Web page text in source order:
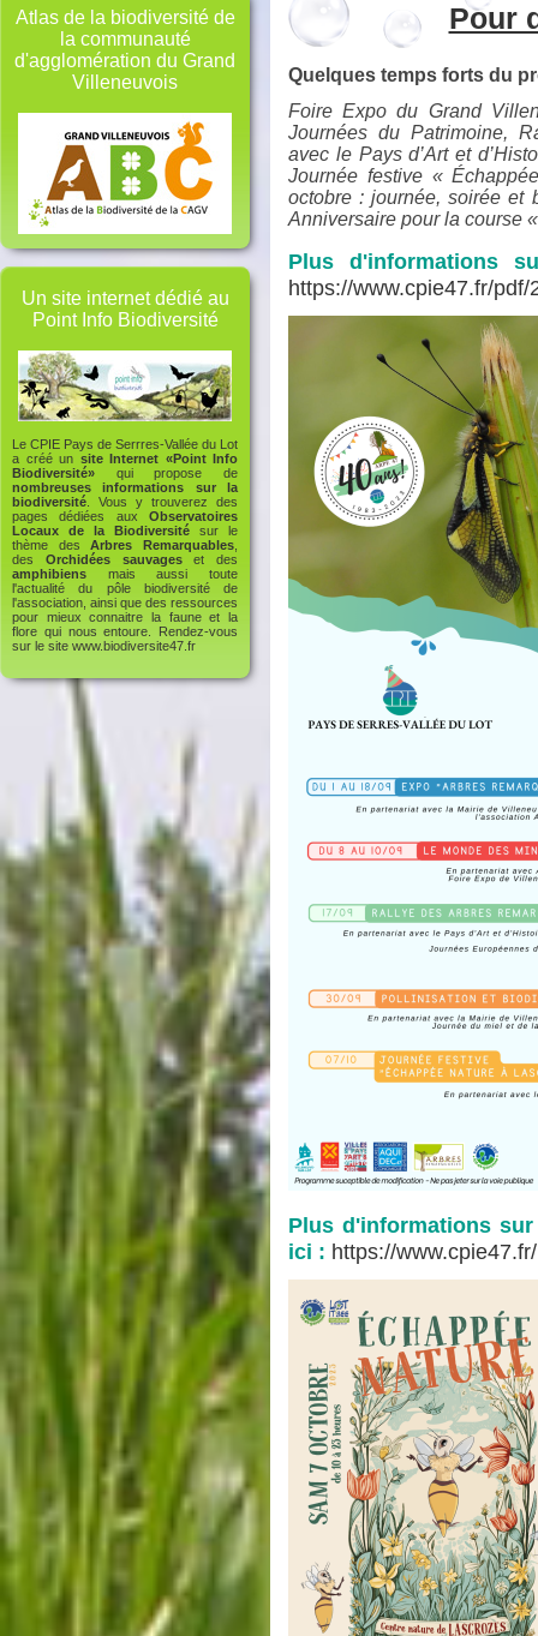
Atlas de la biodiversité de
la communauté
d'agglomération du Grand
Villeneuvois
Un site internet dédié au
Point Info Biodiversité
Le CPIE Pays de Serrres-Vallée du Lot
a créé un site Internet «Point Info
Biodiversité» qui propose de
nombreuses informations sur la
biodiversité . Vous y trouverez des
pages dédiées aux Observatoires
Locaux de la Biodiversité sur le
thème desArbres Remarquables
des Orchidées sauvageset des
amphibiens mais aussi toute
l'actualité du pôle biodiversité de
l'association, ainsi que des ressources
pour mieux connaitre la faune et la
flore qui nous entoure. Rendez-vous
sur le site www.biodiversite47.fr
Pour
Quelques temps forts du
Foire Expo du Grand
Journées du Patrimoine,
avec le Pays d’Art et
Journée festive «
octobre : journée, soirée et
Anniversaire pour la course
Plus d'informations
https://www.cpie47.fr/
Plus d'informations
ici : https://